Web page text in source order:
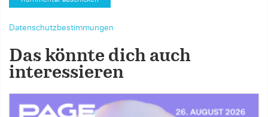
Datenschutzbestimmungen
Das könnte dich auch
interessieren